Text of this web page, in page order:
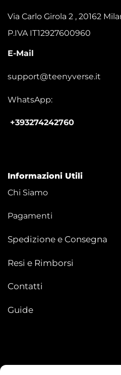
Via Carlo Girola 2 , 20162
P.IVA IT12927600960
E-Mail
support@teenyverse.it
WhatsApp:
+393274242760
Informazioni Utili
Chi Siamo
Pagamenti
Spedizione e Consegna
Resi e Rimborsi
Contatti
Guide